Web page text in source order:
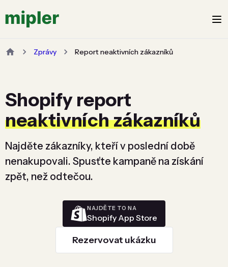
Zprávy Report neaktivních zákazníků
Shopify report
neaktivních zákazníků
Najděte zákazníky, kteří v poslední době
nenakupovali. Spusťte kampaně na získání
zpět, než odtečou.
NAJDĚTE TO NA
Shopify App Store
Rezervovat ukázku